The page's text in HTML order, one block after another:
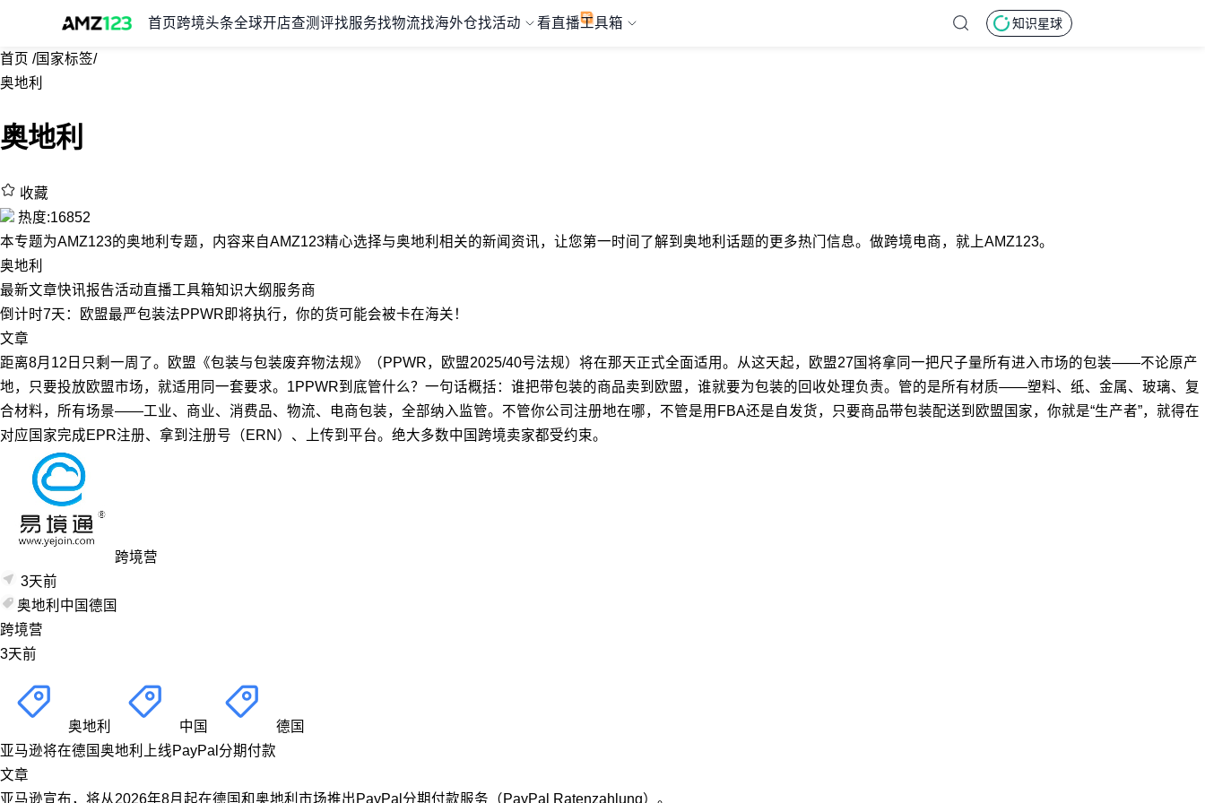
首页 跨境头条全球开店查测评找服务找物流找海外仓找活动 看直播工具箱 知识星球
首页 /国家标签/
奥地利
奥地利
收藏
热度:16852
本专题为AMZ123的奥地利专题，内容来自AMZ123精心选择与奥地利相关的新闻资讯，让您第一时间了解到奥地利话题的更多热门信息。做跨境电商，就上AMZ123。
奥地利
最新文章快讯报告活动直播工具箱知识大纲 服务商
倒计时7天：欧盟最严包装法PPWR即将执行，你的货可能会被卡在海关！
文章
距离8月12日只剩一周了。欧盟《包装与包装废弃物法规》（PPWR，欧盟2025/40号法规）将在那天正式全面适用。从这天起，欧盟27国将拿同一把尺子量所有进入市场的包装——不论原产
地，只要投放欧盟市场，就适用同一套要求。1PPWR到底管什么？一句话概括：谁把带包装的商品卖到欧盟，谁就要为包装的回收处理负责。管的是所有材质——塑料、纸、金属、玻璃、复
合材料，所有场景——工业、商业、消费品、物流、电商包装，全部纳入监管。不管你公司注册地在哪，不管是用FBA还是自发货，只要商品带包装配送到欧盟国家，你就是“生产者”，就得在
对应国家完成EPR注册、拿到注册号（ERN）、上传到平台。绝大多数中国跨境卖家都受约束。
跨境营
3天前
奥地利 中国 德国
跨境营
3天前
奥地利 中国
德国
亚马逊将在德国奥地利上线PayPal分期付款
文章
亚马逊宣布，将从2026年8月起在德国和奥地利市场推出PayPal分期付款服务（PayPal Ratenzahlung）。